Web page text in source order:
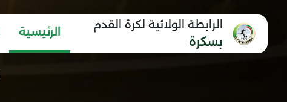
الرابطة الولائية لكرة القدم
بسكرة
الرئيسية